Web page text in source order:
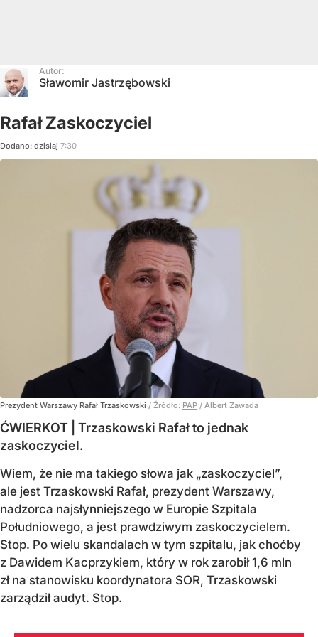
Autor:
Sławomir Jastrzębowski
Rafał Zaskoczyciel
Dodano: dzisiaj 7:30
Prezydent Warszawy Rafał Trzaskowski / Źródło: PAP / Albert Zawada
ĆWIERKOT | Trzaskowski Rafał to jednak
zaskoczyciel.
Wiem, że nie ma takiego słowa jak „zaskoczyciel”,
ale jest Trzaskowski Rafał, prezydent Warszawy,
nadzorca najsłynniejszego w Europie Szpitala
Południowego, a jest prawdziwym zaskoczycielem.
Stop. Po wielu skandalach w tym szpitalu, jak choćby
z Dawidem Kacprzykiem, który w rok zarobił 1,6 mln
zł na stanowisku koordynatora SOR, Trzaskowski
zarządził audyt. Stop.